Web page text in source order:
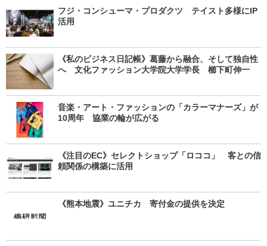
フジ・コンシューマ・プロダクツ テイスト多様にIP
活用
《私のビジネス日記帳》葛藤から融合、そして独自性
へ 文化ファッション大学院大学学長 櫛下町伸一
音楽・アート・ファッションの「カラーマナーズ」が
10周年 協業の輪が広がる
《注目のEC》セレクトショップ「ロココ」 客との信
頼関係の構築に活用
《熊本地震》ユニチカ 寄付金の提供を決定